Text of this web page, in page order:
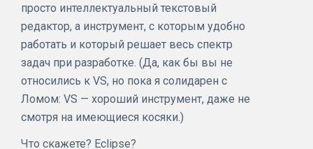
просто интеллектуальный текстовый
редактор, а инструмент, с которым удобно
работать и который решает весь спектр
задач при разработке. (Да, как бы вы не
относились к VS, но пока я солидарен с
Ломом: VS — хороший инструмент, даже не
смотря на имеющиеся косяки.)
Что скажете? Eclipse?